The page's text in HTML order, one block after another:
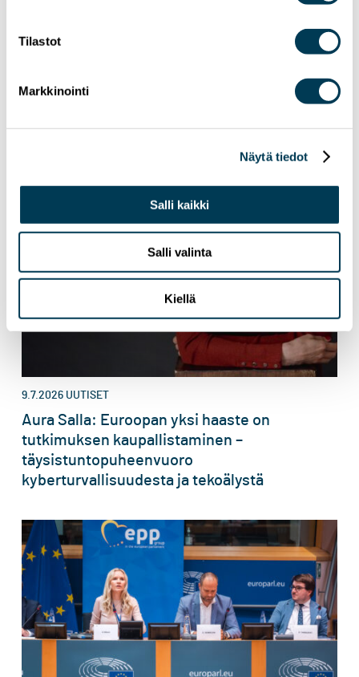
Tilastot
Markkinointi
Näytä tiedot
Salli kaikki
Salli valinta
Kiellä
9.7.2026 UUTISET
Aura Salla: Euroopan yksi haaste on
tutkimuksen kaupallistaminen –
täysistuntopuheenvuoro
kyberturvallisuudesta ja tekoälystä